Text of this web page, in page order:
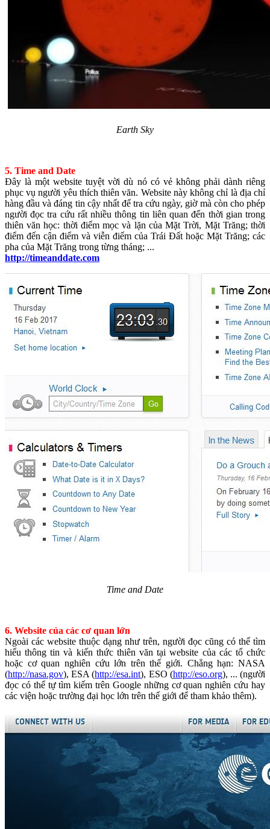
Earth Sky
5. Time and Date
Đây là một website tuyệt vời dù nó có vẻ không phải dành riêng
phục vụ người yêu thích thiên văn. Website này không chỉ là địa chỉ
hàng đầu và đáng tin cậy nhất để tra cứu ngày, giờ mà còn cho phép
người đọc tra cứu rất nhiều thông tin liên quan đến thời gian trong
thiên văn học: thời điểm mọc và lặn của Mặt Trời, Mặt Trăng; thời
điểm đến cận điểm và viễn điểm của Trái Đất hoặc Mặt Trăng; các
pha của Mặt Trăng trong từng tháng; ...
http://timeanddate.com
Time and Date
6. Website của các cơ quan lớn
Ngoài các website thuộc dạng như trên, người đọc cũng có thể tìm
hiểu thông tin và kiến thức thiên văn tại website của các tổ chức
hoặc cơ quan nghiên cứu lớn trên thế giới. Chẳng hạn: NASA
(http://nasa.gov), ESA (http://esa.int), ESO (http://eso.org), ... (người
đọc có thể tự tìm kiếm trên Google những cơ quan nghiên cứu hay
các viện hoặc trường đại học lớn trên thế giới để tham khảo thêm).